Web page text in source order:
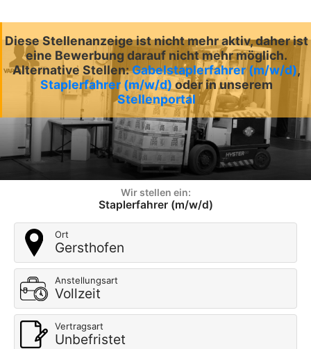
Diese Stellenanzeige ist nicht mehr aktiv, daher ist
eine Bewerbung darauf nicht mehr möglich.
Alternative Stellen:Gabelstaplerfahrer (m/w/d),
Staplerfahrer (m/w/d) oder in unserem
Stellenportal
Wir stellen ein:
Staplerfahrer (m/w/d)
Ort
Gersthofen
Anstellungsart
Vollzeit
Vertragsart
Unbefristet